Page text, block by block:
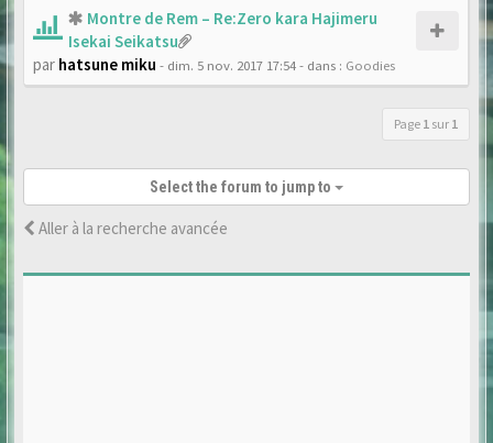
Montre de Rem – Re:Zero kara Hajimeru
Isekai Seikatsu
par hatsune miku - dim. 5 nov. 2017 17:54- dans : Goodies
Page 1 sur 1
Select the forum to jump to
Aller à la recherche avancée